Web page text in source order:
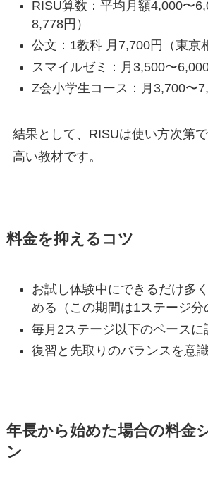
RISU算数：平均月額4,000〜
8,778円）
公文：1教科 月7,700円（東京
スマイルゼミ：月3,500〜
Z会小学生コース：月3,700〜
結果として、RISUは使い方次第
高い教材です。
料金を抑えるコツ
お試し体験中にできるだけ多
める（この期間は1ステージ分
毎月2ステージ以下のペースに
復習と先取りのバランスを意
年長から始めた場合の料金
ン